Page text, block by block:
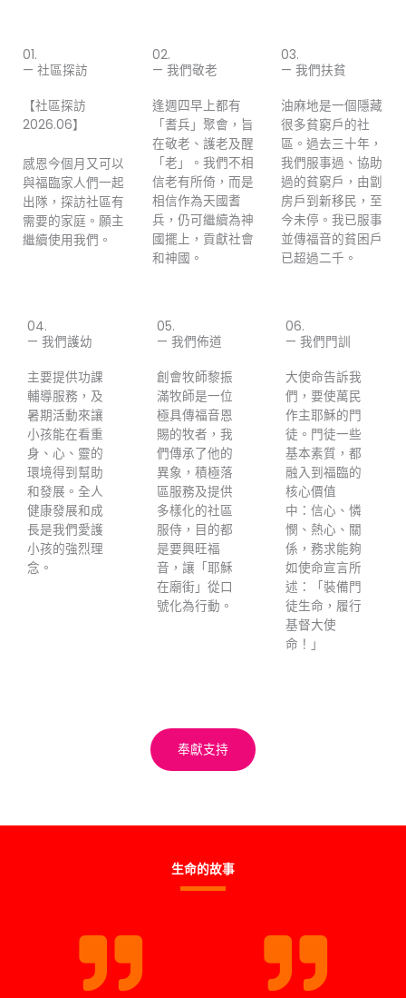
01.
— 社區探訪
【社區探訪
2026.06】
感恩今個月又可以
與福臨家人們一起
出隊，探訪社區有
需要的家庭。願主
繼續使用我們。
02.
— 我們敬老
逢週四早上都有
「耆兵」聚會，旨
在敬老、護老及醒
「老」。我們不相
信老有所倚，而是
相信作為天國耆
兵，仍可繼續為神
國擺上，貢獻社會
和神國。
03.
— 我們扶貧
油麻地是一個隱藏
很多貧窮戶的社
區。過去三十年，
我們服事過、協助
過的貧窮戶，由劏
房戶到新移民，至
今未停。我已服事
並傳福音的貧困戶
已超過二千。
04.
— 我們護幼
主要提供功課
輔導服務，及
暑期活動來讓
小孩能在看重
身、心、靈的
環境得到幫助
和發展。全人
健康發展和成
長是我們愛護
小孩的強烈理
念。
05.
— 我們佈道
創會牧師黎振
滿牧師是一位
極具傳福音恩
賜的牧者，我
們傳承了他的
異象，積極落
區服務及提供
多樣化的社區
服侍，目的都
是要興旺福
音，讓「耶穌
在廟街」從口
號化為行動。
06.
— 我們門訓
大使命告訴我
們，要使萬民
作主耶穌的門
徒。門徒一些
基本素質，都
融入到福臨的
核心價值
中：信心、憐
憫、熱心、關
係，務求能夠
如使命宣言所
述：「裝備門
徒生命，履行
基督大使
命！」
奉獻支持
生命的故事